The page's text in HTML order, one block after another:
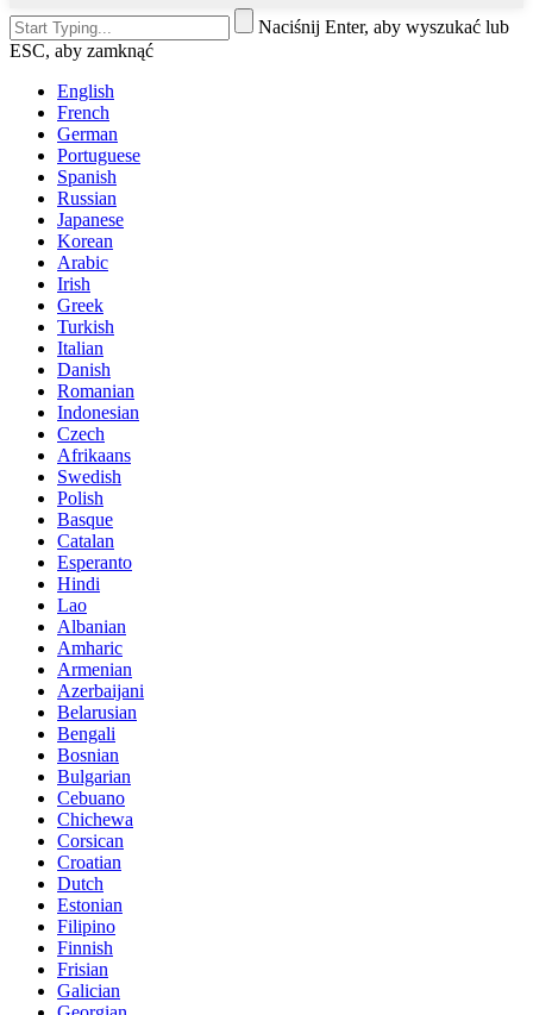
Naciśnij Enter, aby wyszukać lub
ESC, aby zamknąć
English
French
German
Portuguese
Spanish
Russian
Japanese
Korean
Arabic
Irish
Greek
Turkish
Italian
Danish
Romanian
Indonesian
Czech
Afrikaans
Swedish
Polish
Basque
Catalan
Esperanto
Hindi
Lao
Albanian
Amharic
Armenian
Azerbaijani
Belarusian
Bengali
Bosnian
Bulgarian
Cebuano
Chichewa
Corsican
Croatian
Dutch
Estonian
Filipino
Finnish
Frisian
Galician